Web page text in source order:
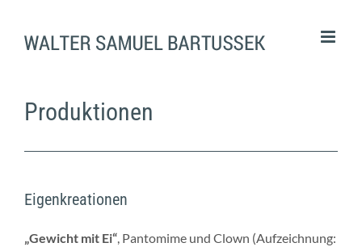
content
Produktionen
Eigenkreationen
„Gewicht mit Ei“, Pantomime und Clown (Aufzeichnung: